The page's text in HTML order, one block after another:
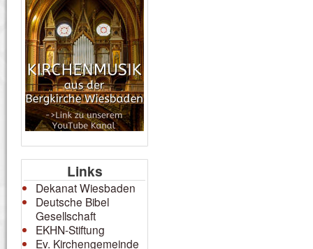
Links
Dekanat Wiesbaden
Deutsche Bibel
Gesellschaft
EKHN-Stiftung
Ev. Kirchengemeinde